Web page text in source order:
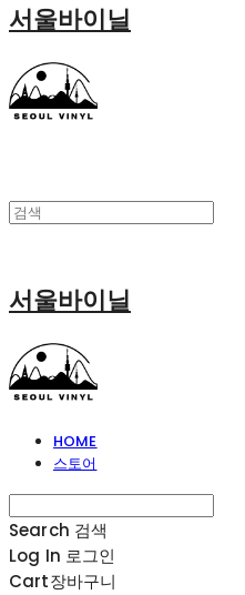
서울바이닐
서울바이닐
HOME
스토어
Search 검색
Log In 로그인
Cart장바구니